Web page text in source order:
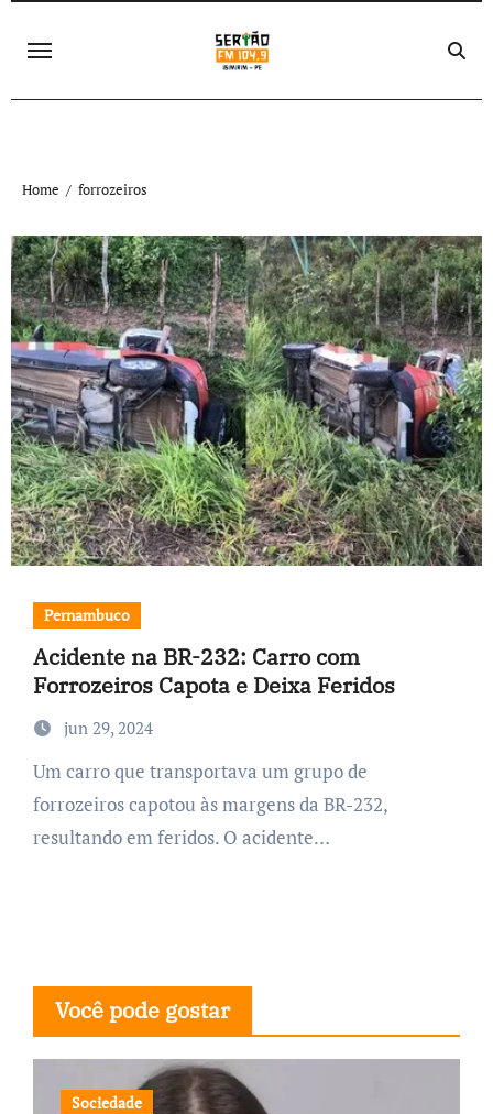
Home forrozeiros
Pernambuco
Acidente na BR-232: Carro com
Forrozeiros Capota e Deixa Feridos
jun 29, 2024
Um carro que transportava um grupo de
forrozeiros capotou às margens da BR-232,
resultando em feridos. O acidente…
Você pode gostar
Sociedade